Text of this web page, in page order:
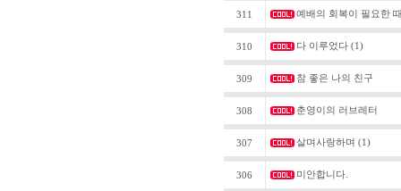
311 예배의 회복이 필요한
310 다 이루었다 (1)
309 참 좋은 나의 친구
308 춘영이의 러브레터
307 살며사랑하며 (1)
306 미안합니다.